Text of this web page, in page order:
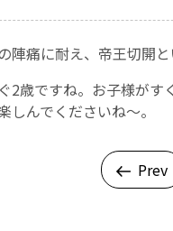
陣痛に耐え、帝王切開
2歳ですね。お子様がす
しんでくださいね～。
Prev